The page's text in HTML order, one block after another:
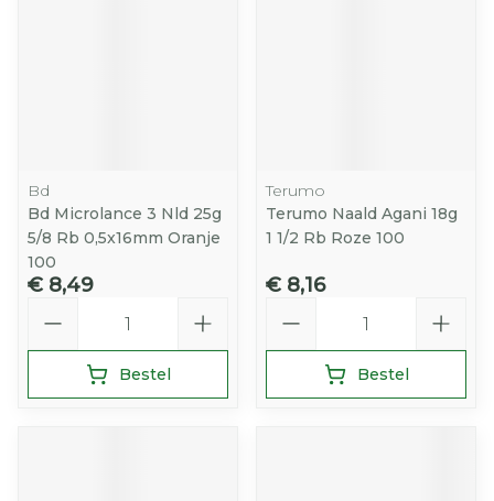
Bd
Bd Microlance 3 Nld 25g
5/8 Rb 0,5x16mm Oranje
100
€ 8,49
Bestel
Terumo
Terumo Naald Agani 18g
1 1/2 Rb Roze 100
€ 8,16
Bestel